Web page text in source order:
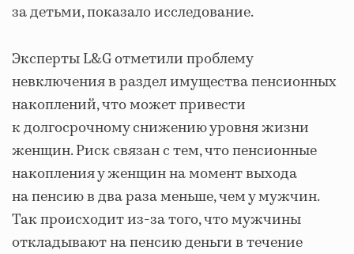
за детьми, показало исследование.
Эксперты L&G отметили проблему
невключения в раздел имущества пенсионных
накоплений, что может привести
к долгосрочному снижению уровня жизни
женщин. Риск связан с тем, что пенсионные
накопления у женщин на момент выхода
на пенсию в два раза меньше, чем у мужчин.
Так происходит из-за того, что мужчины
откладывают на пенсию деньги в течение